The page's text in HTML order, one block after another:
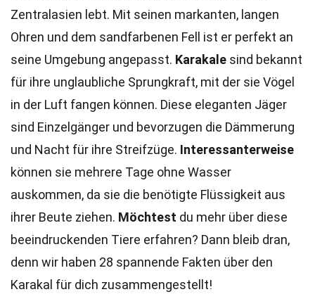
Zentralasien lebt. Mit seinen markanten, langen
Ohren und dem sandfarbenen Fell ist er perfekt an
seine Umgebung angepasst. Karakale sind bekannt
für ihre unglaubliche Sprungkraft, mit der sie Vögel
in der Luft fangen können. Diese eleganten Jäger
sind Einzelgänger und bevorzugen die Dämmerung
und Nacht für ihre Streifzüge. Interessanterweise
können sie mehrere Tage ohne Wasser
auskommen, da sie die benötigte Flüssigkeit aus
ihrer Beute ziehen. Möchtest du mehr über diese
beeindruckenden Tiere erfahren? Dann bleib dran,
denn wir haben 28 spannende Fakten über den
Karakal für dich zusammengestellt!